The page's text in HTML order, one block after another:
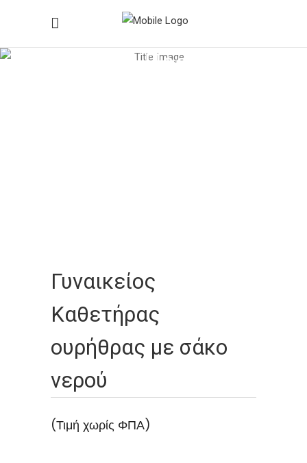
Ιατρικά Προϊόντα
Γυναικείος
Καθετήρας
ουρήθρας με σάκο
νερού
(Τιμή χωρίς ΦΠΑ)